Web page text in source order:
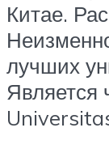
Китае.
лучших
Является